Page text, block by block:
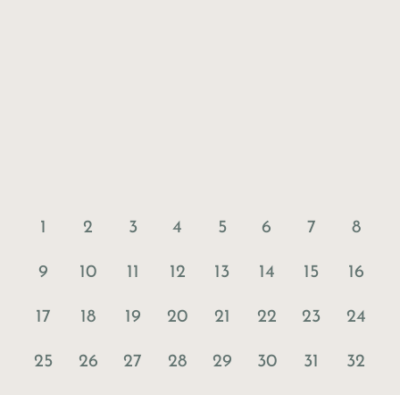
1 2 3 4 5 6 7 8
9 10 11 12 13 14 15 16
17 18 19 20 21 22 23 24
25 26 27 28 29 30 31 32